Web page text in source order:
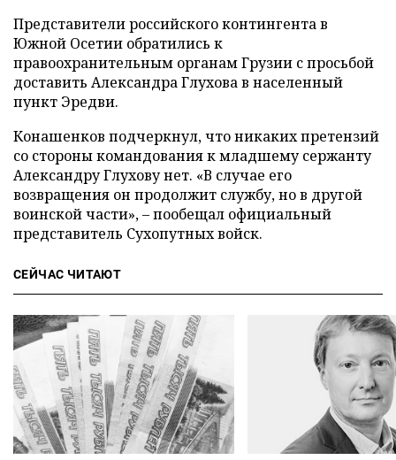
Представители российского контингента в
Южной Осетии обратились к
правоохранительным органам Грузии с просьбой
доставить Александра Глухова в населенный
пункт Эредви.
Конашенков подчеркнул, что никаких претензий
со стороны командования к младшему сержанту
Александру Глухову нет. «В случае его
возвращения он продолжит службу, но в другой
воинской части», – пообещал официальный
представитель Сухопутных войск.
СЕЙЧАС ЧИТАЮТ